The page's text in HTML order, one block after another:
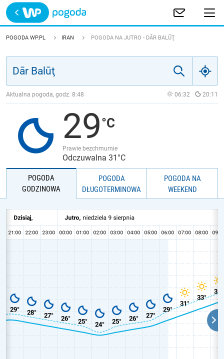
Trwa ładowanie
POLSKA
JAKOŚĆ POWIETRZA
POGODA WP.PL IRAN POGODA NA JUTRO - DĀR BALŪŢ
Aktualna pogoda, godz. 8:48 06:32 20:11
29
Prawie bezchmurnie
Odczuwalna 31°C
POGODA
GODZINOWA
POGODA
DŁUGOTERMINOWA
POGODA NA
WEEKEND